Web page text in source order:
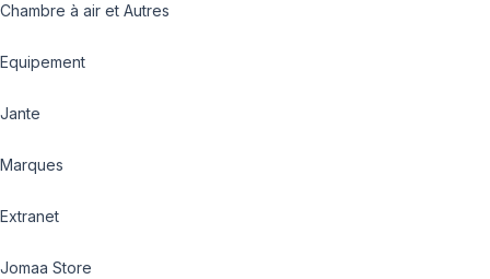
Chambre à air et Autres
Equipement
Jante
Marques
Extranet
Jomaa Store